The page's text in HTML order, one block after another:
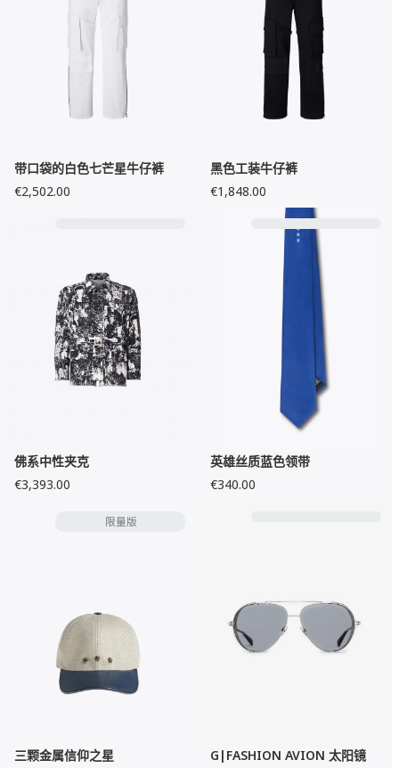
带口袋的白色七芒星牛仔裤
€2,502.00
黑色工装牛仔裤
€1,848.00
佛系中性夹克
€3,393.00
英雄丝质蓝色领带
€340.00
限量版
三颗金属信仰之星 G|FASHION AVION 太阳镜